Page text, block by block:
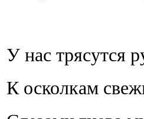
У нас трясутся
К осколкам